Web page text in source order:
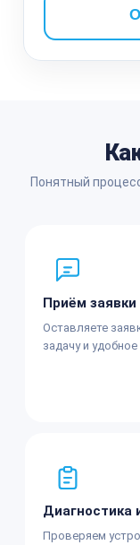
Понятный
Приём заявки
Оставляете
задачу и удобное
Диагностика
Проверяем